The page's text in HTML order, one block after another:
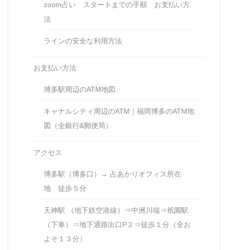
zoom占い スタートまでの手順 お支払い方
法
ラインの安全な利用方法
お支払い方法
博多駅周辺のATM地図
キャナルシティ周辺のATM｜福岡博多のATM地
図（全銀行&郵便局）
アクセス
博多駅（博多口）→ 占あかりオフィス所在
地 徒歩５分
天神駅 （地下鉄空港線）⇒中洲川端⇒祇園駅
（下車）⇒地下通路出口P２⇒徒歩１分（全お
よそ１３分）